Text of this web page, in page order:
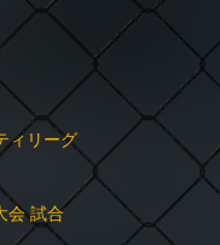
ィリーグ
会 試合